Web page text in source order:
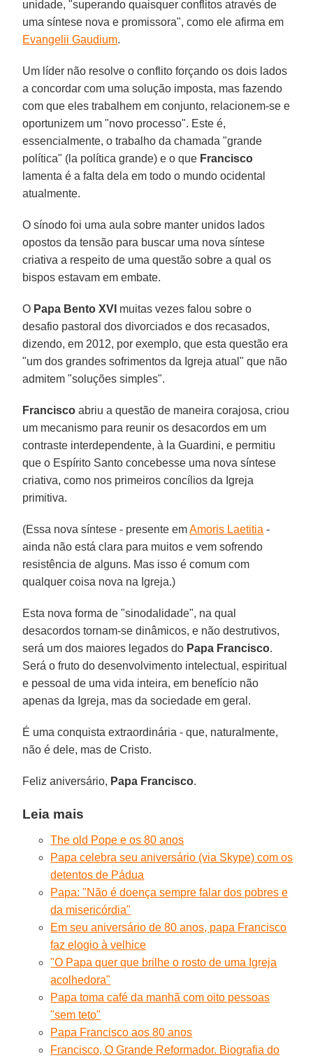
unidade, "superando quaisquer conflitos através de
uma síntese nova e promissora", como ele afirma em
Evangelii Gaudium.
Um líder não resolve o conflito forçando os dois lados
a concordar com uma solução imposta, mas fazendo
com que eles trabalhem em conjunto, relacionem-se e
oportunizem um "novo processo". Este é,
essencialmente, o trabalho da chamada "grande
política" (la política grande) e o que Francisco
lamenta é a falta dela em todo o mundo ocidental
atualmente.
O sínodo foi uma aula sobre manter unidos lados
opostos da tensão para buscar uma nova síntese
criativa a respeito de uma questão sobre a qual os
bispos estavam em embate.
O Papa Bento XVI muitas vezes falou sobre o
desafio pastoral dos divorciados e dos recasados,
dizendo, em 2012, por exemplo, que esta questão era
"um dos grandes sofrimentos da Igreja atual" que não
admitem "soluções simples".
Francisco abriu a questão de maneira corajosa, criou
um mecanismo para reunir os desacordos em um
contraste interdependente, à la Guardini, e permitiu
que o Espírito Santo concebesse uma nova síntese
criativa, como nos primeiros concílios da Igreja
primitiva.
(Essa nova síntese - presente emAmoris Laetitia -
ainda não está clara para muitos e vem sofrendo
resistência de alguns. Mas isso é comum com
qualquer coisa nova na Igreja.)
Esta nova forma de "sinodalidade", na qual
desacordos tornam-se dinâmicos, e não destrutivos,
será um dos maiores legados do Papa Francisco.
Será o fruto do desenvolvimento intelectual, espiritual
e pessoal de uma vida inteira, em benefício não
apenas da Igreja, mas da sociedade em geral.
É uma conquista extraordinária - que, naturalmente,
não é dele, mas de Cristo.
Feliz aniversário, Papa Francisco.
Leia mais
The old Pope e os 80 anos
Papa celebra seu aniversário (via Skype) com os
detentos de Pádua
Papa: "Não é doença sempre falar dos pobres e
da misericórdia"
Em seu aniversário de 80 anos, papa Francisco
faz elogio à velhice
"O Papa quer que brilhe o rosto de uma Igreja
acolhedora"
Papa toma café da manhã com oito pessoas
"sem teto"
Papa Francisco aos 80 anos
Francisco, O Grande Reformador. Biografia do